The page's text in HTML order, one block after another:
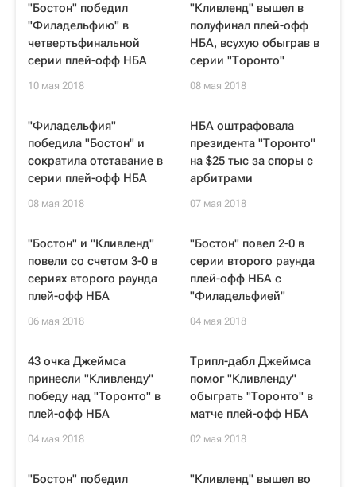
"Бостон" победил
"Филадельфию" в
четвертьфинальной
серии плей-офф НБА
10 мая 2018
"Кливленд" вышел в
полуфинал плей-офф
НБА, всухую обыграв в
серии "Торонто"
08 мая 2018
"Филадельфия"
победила "Бостон" и
сократила отставание в
серии плей-офф НБА
08 мая 2018
НБА оштрафовала
президента "Торонто"
на $25 тыс за споры с
арбитрами
07 мая 2018
"Бостон" и "Кливленд"
повели со счетом 3-0 в
сериях второго раунда
плей-офф НБА
06 мая 2018
"Бостон" повел 2-0 в
серии второго раунда
плей-офф НБА с
"Филадельфией"
04 мая 2018
43 очка Джеймса
принесли "Кливленду"
победу над "Торонто" в
плей-офф НБА
04 мая 2018
Трипл-дабл Джеймса
помог "Кливленду"
обыграть "Торонто" в
матче плей-офф НБА
02 мая 2018
"Бостон" победил
"Кливленд" вышел во